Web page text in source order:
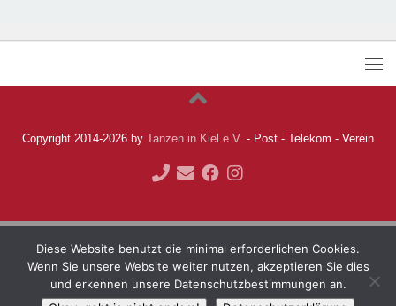
Copyright 2014-2026 by Tanzen in Kiel e.V. - Post - Telekom - Verein
Diese Website benutzt die minimal erforderlichen Cookies.
Wenn Sie unsere Website weiter nutzen, akzeptieren Sie dies
und erkennen unsere Datenschutzbestimmungen an.